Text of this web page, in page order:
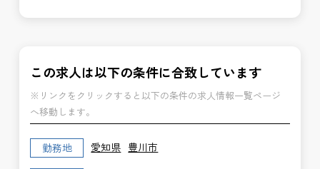
この求人は以下の条件に合致しています
※リンクをクリックすると以下の条件の求人情報一覧ページ
へ移動します。
勤務地 愛知県 豊川市